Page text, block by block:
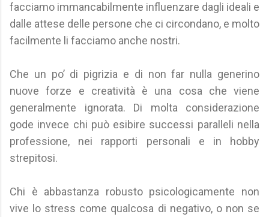
facciamo immancabilmente influenzare dagli ideali e
dalle attese delle persone che ci circondano, e molto
facilmente li facciamo anche nostri.
Che un po’ di pigrizia e di non far nulla generino
nuove forze e creatività è una cosa che viene
generalmente ignorata. Di molta considerazione
gode invece chi può esibire successi paralleli nella
professione, nei rapporti personali e in hobby
strepitosi.
Chi è abbastanza robusto psicologicamente non
vive lo stress come qualcosa di negativo, o non se